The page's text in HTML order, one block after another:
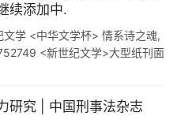
续添加中.
学 <中华文学杯> 情系诗之魂,
<新世纪文学>大型纸刊面
研究 | 中国刑事法杂志